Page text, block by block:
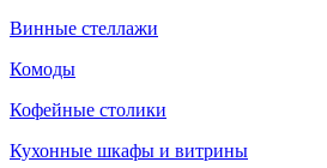
Винные стеллажи
Комоды
Кофейные столики
Кухонные шкафы и витрины